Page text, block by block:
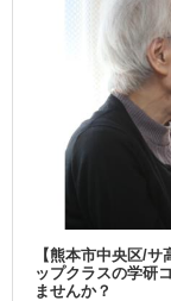
【熊本市中央区/
ップクラスの学研
ませんか？